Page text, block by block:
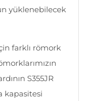
yüklenebilecek
farklı römork
S355JR
kapasitesi